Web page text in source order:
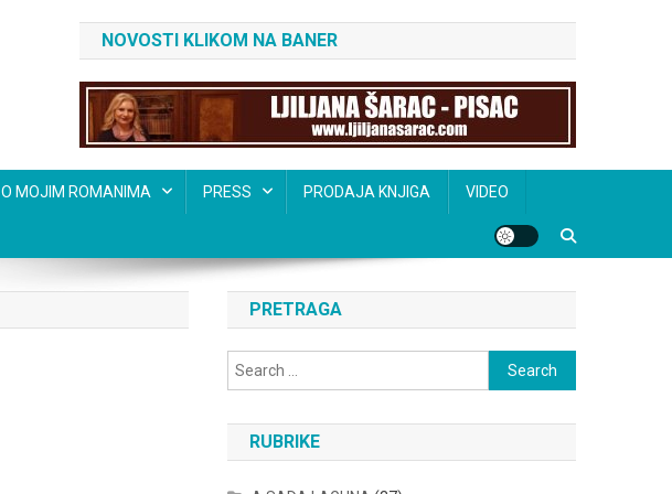
NOVOSTI KLIKOM NA BANER
O MOJIM ROMANIMA PRESS PRODAJA KNJIGA VIDEO
PRETRAGA
Search
for:
RUBRIKE